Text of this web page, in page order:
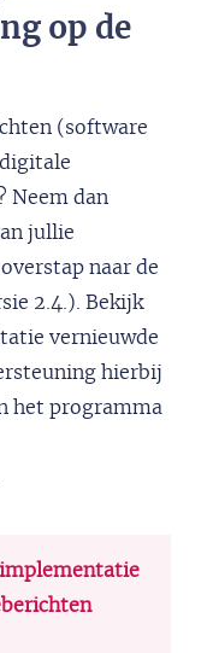
op de
(software
Neem dan
jullie
naar de
2.4.). Bekijk
vernieuwde
hierbij
het programma